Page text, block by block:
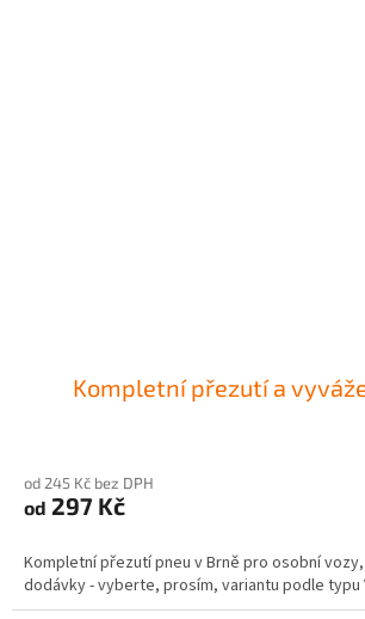
Kompletní přezutí a
od 245 Kč bez DPH
od 297 Kč
Kompletní přezutí pneu v Brně pro osobní
dodávky - vyberte, prosím, variantu podle typu